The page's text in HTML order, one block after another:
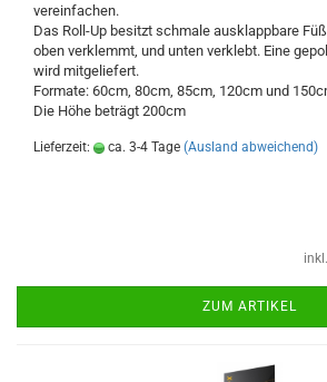
vereinfachen.
Das Roll-Up besitzt schmale ausklappbare
oben verklemmt, und unten verklebt. Eine
wird mitgeliefert.
Formate: 60cm, 80cm, 85cm, 120cm und
Die Höhe beträgt 200cm
Lieferzeit: ca. 3-4 Tage (Ausland abweichend)
ZUM ARTIKEL